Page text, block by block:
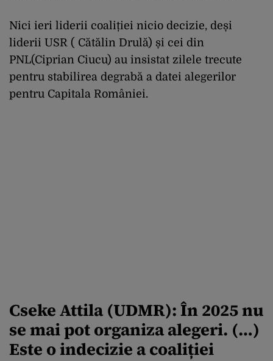
Nici ieri liderii coaliției nicio decizie, deși
liderii USR ( Cătălin Drulă) și cei din
PNL(Ciprian Ciucu) au insistat zilele trecute
pentru stabilirea degrabă a datei alegerilor
pentru Capitala României.
Cseke Attila (UDMR): În 2025 nu
se mai pot organiza alegeri. (…)
Este o indecizie a coaliției